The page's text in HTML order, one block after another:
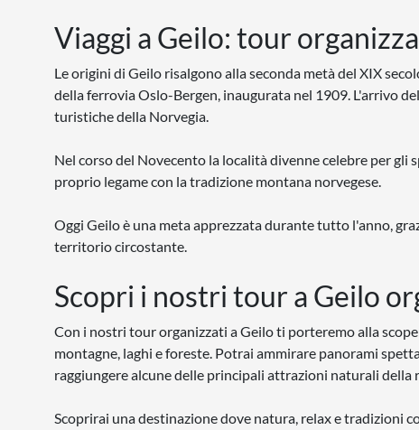
Viaggi a Geilo: tour
Le origini di Geilo risalgono alla seconda metà del XIX
della ferrovia Oslo-Bergen, inaugurata nel 1909. L'arrivo
turistiche della Norvegia.
Nel corso del Novecento la località divenne celebre per
proprio legame con la tradizione montana norvegese.
Oggi Geilo è una meta apprezzata durante tutto l'anno,
territorio circostante.
Scopri i nostri tour a Geilo
Con i nostri tour organizzati a Geilo ti porteremo alla
montagne, laghi e foreste. Potrai ammirare panorami
raggiungere alcune delle principali attrazioni naturali della
Scoprirai una destinazione dove natura, relax e tradizioni